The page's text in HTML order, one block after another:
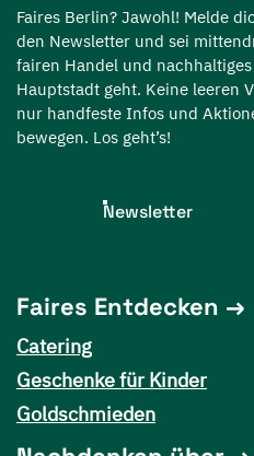
Faires Berlin? Jawohl! Melde
den Newsletter und sei
fairen Handel und
Hauptstadt geht. Keine leeren
nur handfeste Infos und
bewegen. Los geht’s!
Newsletter
Faires Entdecken
Catering
Geschenke für Kinder
Goldschmieden